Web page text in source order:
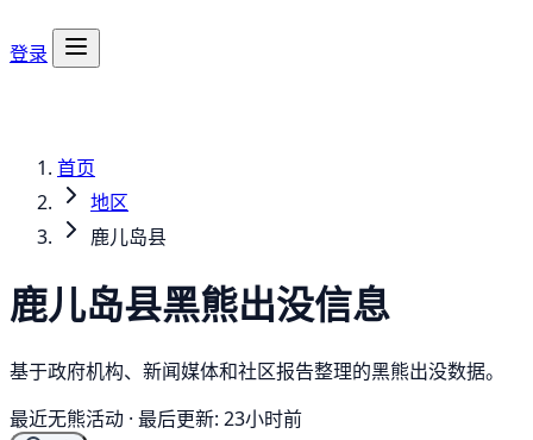
登录
首页
地区
鹿儿岛县
鹿儿岛县黑熊出没信息
基于政府机构、新闻媒体和社区报告整理的黑熊出没数据。
最近无熊活动 · 最后更新: 23小时前